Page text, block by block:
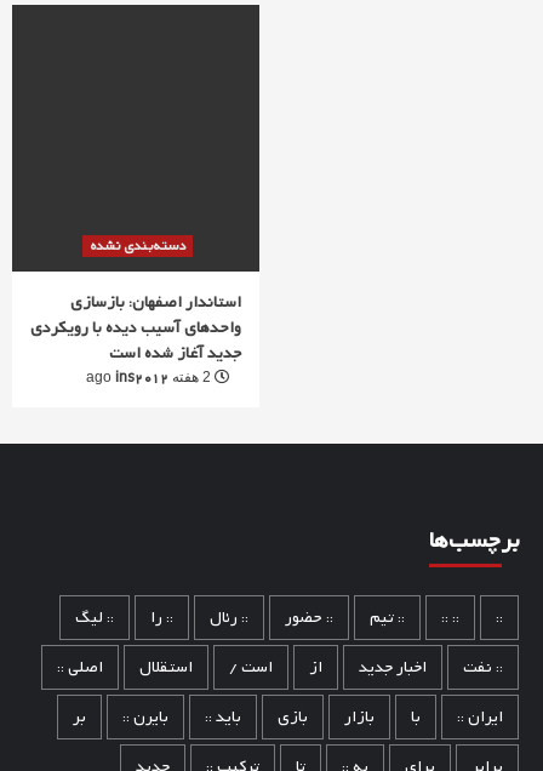
دسته‌بندی نشده
استاندار اصفهان: بازسازی
واحدهای آسیب دیده با رویکردی
جدید آغاز شده است
ins2012
برچسب‌ها
::
:: :: :: تیم :: حضور :: رئال :: را
:: لیگ
:: نفت
اخبار جدید از است / استقلال
اصلی ::
ایران ::
با بازار بازی باید :: بایرن ::
بر